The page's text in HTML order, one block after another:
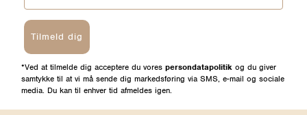
Tilmeld dig
*Ved at tilmelde dig acceptere du vores persondatapolitik og du giver
samtykke til at vi må sende dig markedsføring via SMS, e-mail og sociale
media. Du kan til enhver tid afmeldes igen.